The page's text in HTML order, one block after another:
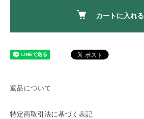
カートに入れる
返品について
特定商取引法に基づく表記